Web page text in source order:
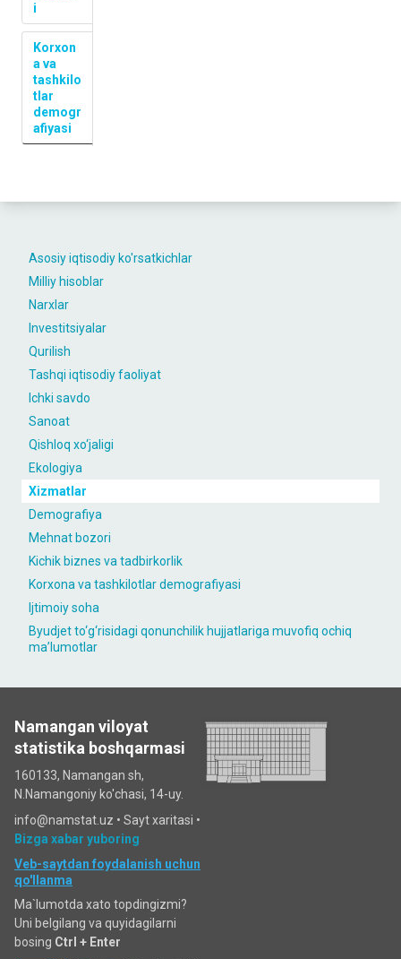
Asosiy iqtisodiy ko'rsatkichlar
Milliy hisoblar
Narxlar
Investitsiyalar
Qurilish
Tashqi iqtisodiy faoliyat
Ichki savdo
Sanoat
Qishloq xo‘jaligi
Ekologiya
Xizmatlar
Demografiya
Mehnat bozori
Kichik biznes va tadbirkorlik
Korxona va tashkilotlar demografiyasi
Ijtimoiy soha
Byudjet to‘g‘risidagi qonunchilik hujjatlariga muvofiq ochiq
maʼlumotlar
i
Korxon
a va
tashkilo
tlar
demogr
afiyasi
Namangan viloyat
statistika boshqarmasi
160133, Namangan sh,
N.Namangoniy ko'chasi, 14-uy.
info@namstat.uz • Sayt xaritasi •
Bizga xabar yuboring
Veb-saytdan foydalanish uchun
qo'llanma
Ma`lumotda xato topdingizmi?
Uni belgilang va quyidagilarni
bosing Ctrl + Enter